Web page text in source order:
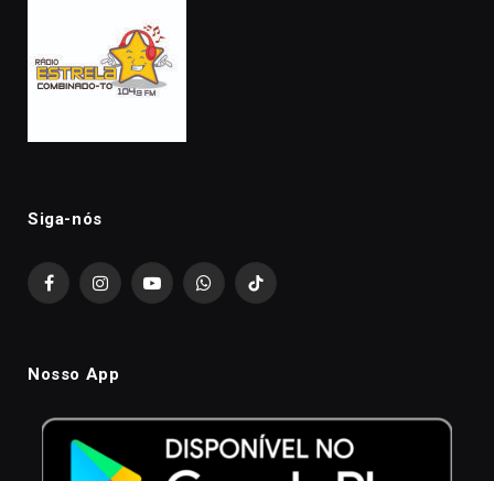
Siga-nós
FacebookInstagramYouTubeWhatsAppTikTok
Nosso App